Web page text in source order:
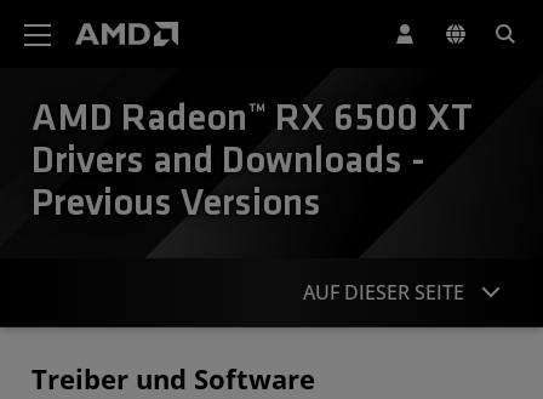
AMD Radeon™ RX 6500 XT
Drivers and Downloads -
Previous Versions
AUF DIESER SEITE
Treiber und Software